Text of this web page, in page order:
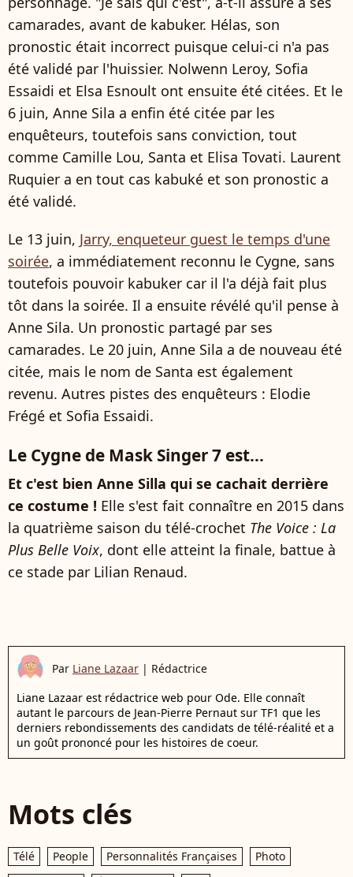
camarades, avant de kabuker. Hélas, son
pronostic était incorrect puisque celui-ci n'a pas
été validé par l'huissier. Nolwenn Leroy, Sofia
Essaidi et Elsa Esnoult ont ensuite été citées. Et le
6 juin, Anne Sila a enfin été citée par les
enquêteurs, toutefois sans conviction, tout
comme Camille Lou, Santa et Elisa Tovati. Laurent
Ruquier a en tout cas kabuké et son pronostic a
été validé.
Le 13 juin, Jarry, enqueteur guest le temps d'une
soirée, a immédiatement reconnu le Cygne, sans
toutefois pouvoir kabuker car il l'a déjà fait plus
tôt dans la soirée. Il a ensuite révélé qu'il pense à
Anne Sila. Un pronostic partagé par ses
camarades. Le 20 juin, Anne Sila a de nouveau été
citée, mais le nom de Santa est également
revenu. Autres pistes des enquêteurs : Elodie
Frégé et Sofia Essaidi.
Le Cygne de Mask Singer 7 est...
Et c'est bien Anne Silla qui se cachait derrière
ce costume ! Elle s'est fait connaître en 2015 dans
la quatrième saison du télé-crochet The Voice : La
Plus Belle Voix, dont elle atteint la finale, battue à
ce stade par Lilian Renaud.
Par Liane Lazaar | Rédactrice
Liane Lazaar est rédactrice web pour Ode. Elle connaît
autant le parcours de Jean-Pierre Pernaut sur TF1 que les
derniers rebondissements des candidats de télé-réalité et a
un goût prononcé pour les histoires de coeur.
Mots clés
Télé People Personnalités Françaises
Photo